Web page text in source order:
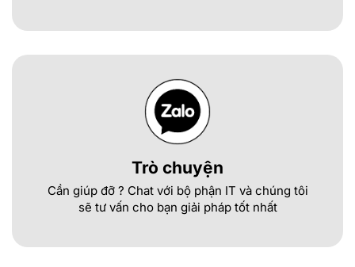
Trò chuyện
Cần giúp đỡ ? Chat với bộ phận IT và chúng tôi
sẽ tư vấn cho bạn giải pháp tốt nhất